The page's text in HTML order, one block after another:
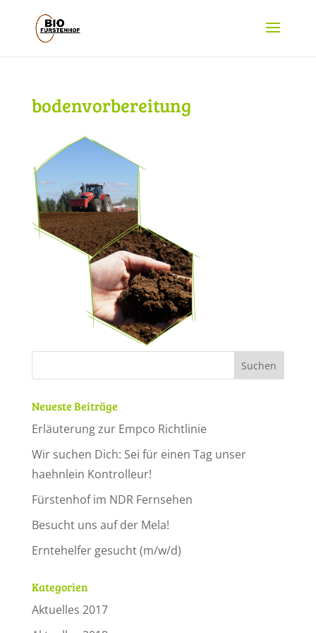
bodenvorbereitung
Neueste Beiträge
Erläuterung zur Empco Richtlinie
Wir suchen Dich: Sei für einen Tag unser
haehnlein Kontrolleur!
Fürstenhof im NDR Fernsehen
Besucht uns auf der Mela!
Erntehelfer gesucht (m/w/d)
Kategorien
Aktuelles 2017